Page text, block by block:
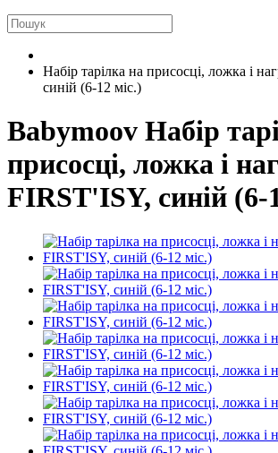
Набір тарілка на присосці, ложка і
синій (6-12 міс.)
Babymoov Набір
присосці, ложка і
FIRST'ISY, синій (6-